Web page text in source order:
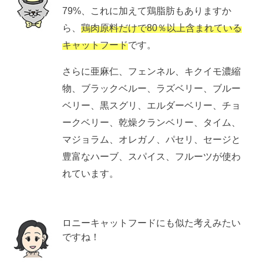
79%、これに加えて鶏脂肪もありますか
ら、鶏肉原料だけで80％以上含まれている
キャットフードです。
さらに亜麻仁、フェンネル、キクイモ濃縮
物、ブラックベルー、ラズベリー、ブルー
ベリー、黒スグリ、エルダーベリー、チョ
ークベリー、乾燥クランベリー、タイム、
マジョラム、オレガノ、パセリ、セージと
豊富なハーブ、スパイス、フルーツが使わ
れています。
ロニーキャットフードにも似た考えみたい
ですね！